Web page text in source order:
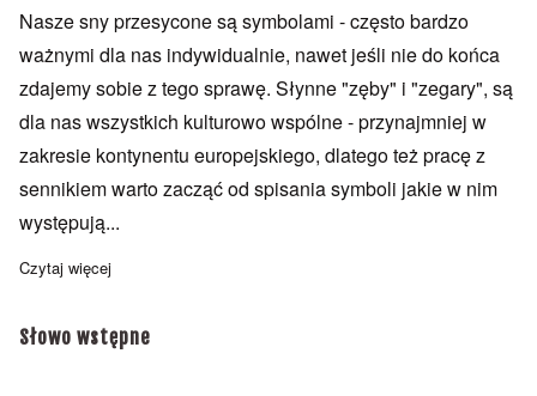
Nasze sny przesycone są symbolami - często bardzo
ważnymi dla nas indywidualnie, nawet jeśli nie do końca
zdajemy sobie z tego sprawę. Słynne "zęby" i "zegary", są
dla nas wszystkich kulturowo wspólne - przynajmniej w
zakresie kontynentu europejskiego, dlatego też pracę z
sennikiem warto zacząć od spisania symboli jakie w nim
występują...
Czytaj więcej
Słowo wstępne